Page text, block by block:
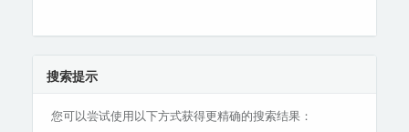
搜索提示
您可以尝试使用以下方式获得更精确的搜索结果：